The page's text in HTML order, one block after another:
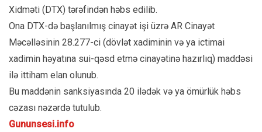
Xidməti (DTX) tərəfindən həbs edilib.
Ona DTX-də başlanılmış cinayət işi üzrə AR Cinayət
Məcəlləsinin 28.277-ci (dövlət xadiminin və ya ictimai
xadimin həyatına sui-qəsd etmə cinayətinə hazırlıq) maddəsi
ilə ittiham elan olunub.
Bu maddənin sanksiyasında 20 ilədək və ya ömürlük həbs
cəzası nəzərdə tutulub.
Gununsesi.info